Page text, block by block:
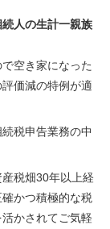
人の生計一親族
空き家になった
価減の特例が適
税申告業務の中
税畑30年以上経
かつ積極的な税
かされてご気軽